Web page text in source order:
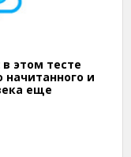
этом тесте
начитанного и
еще